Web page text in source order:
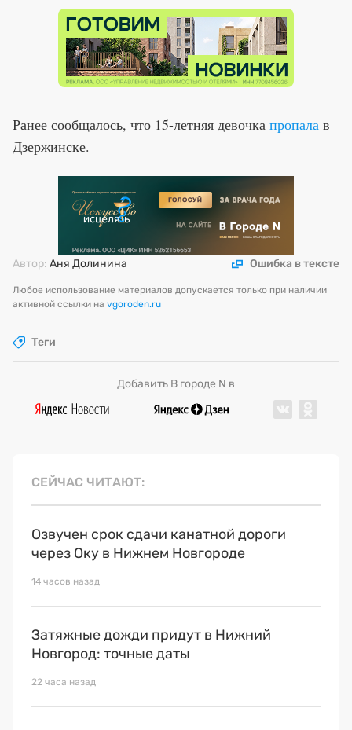
Ранее сообщалось, что 15-летняя девочка пропала в
Дзержинске.
Автор: Аня Долинина Ошибка в тексте
Любое использование материалов допускается только при наличии
активной ссылки на vgoroden.ru
Теги
Добавить В городе N в
СЕЙЧАС ЧИТАЮТ
Озвучен срок сдачи канатной дороги
через Оку в Нижнем Новгороде
14 часов назад
Затяжные дожди придут в Нижний
Новгород: точные даты
22 часа назад